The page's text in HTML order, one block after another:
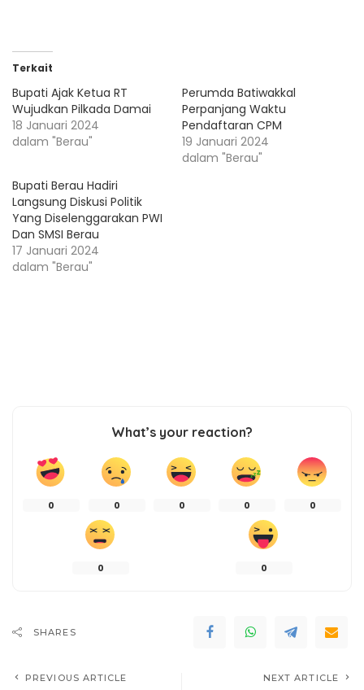
Terkait
Bupati Ajak Ketua RT
Wujudkan Pilkada Damai
18 Januari 2024
dalam "Berau"
Perumda Batiwakkal
Perpanjang Waktu
Pendaftaran CPM
19 Januari 2024
dalam "Berau"
Bupati Berau Hadiri
Langsung Diskusi Politik
Yang Diselenggarakan PWI
Dan SMSI Berau
17 Januari 2024
dalam "Berau"
What’s your reaction?
0 0 0 0 0
0 0
SHARES
PREVIOUS ARTICLE NEXT ARTICLE